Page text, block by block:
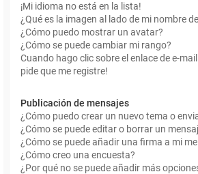
¡Mi idioma no está en la lista!
¿Qué es la imagen al lado de mi nombre
¿Cómo puedo mostrar un avatar?
¿Cómo se puede cambiar mi rango?
Cuando hago clic sobre el enlace de e-
pide que me registre!
Publicación de mensajes
¿Cómo puedo crear un nuevo tema o
¿Cómo se puede editar o borrar un
¿Cómo se puede añadir una firma a mi
¿Cómo creo una encuesta?
¿Por qué no se puede añadir más